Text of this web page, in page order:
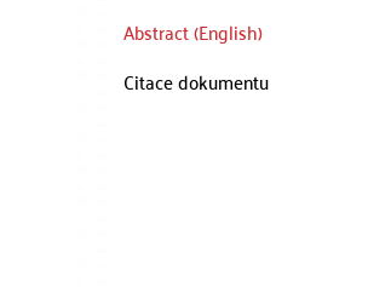
Abstract (English)
Citace dokumentu